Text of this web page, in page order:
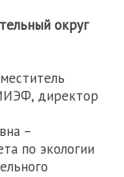
округ
директор
–
по экологии